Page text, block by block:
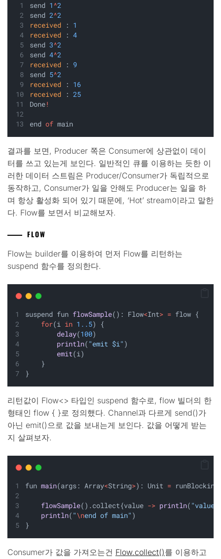
send 1^2
send 2^2
received : 1
received : 4
send 3^2
send 4^2
received : 9
send 5^2
received : 16
received : 25
Done!
end of main
결과를 보면, Producer 쪽은 Consumer에 상관없이 데이
터를 쓰고 있는게 보인다. 일반적인 큐를 이용하는 듯한 이
러한 데이터 스트림은 Producer/Consumer가 독립적으로
동작하고, Consumer가 일을 안해도 Producer는 일을 하
며 항상 활성화 되어 있기 때문에, ‘Hot’ stream이라고 말한
다. Flow를 보면서 비교해보자.
FLOW
Flow는 builder를 이용하여 먼저 Flow를 리턴하는
suspend 함수를 정의한다.
suspend fun flowSample(): Flow<Int> = flow {
for(i in 1..5) {
delay(100)
println( "emit $i" )
emit(i)
    }
}
리턴값이 Flow<> 타입인 suspend 함수로, flow 빌더의 한
형태인 flow { }로 정의했다. Channel과 다르게 send()가
아닌 emit()으로 값을 보내는게 보인다. 값을 어떻게 받는
지 살펴보자.
fun main(args: Array<String>): Unit =
flowSample().collect{value -> println( "value
println( "\nend of main" )
}
Consumer가 값을 가져오는건 Flow.collect()를 이용하고